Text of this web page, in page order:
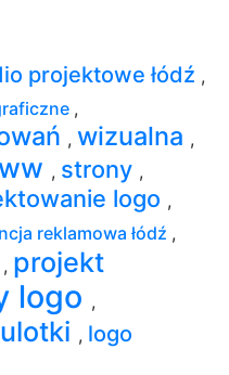
projektowe łódź ,
,
, wizualna ,
, strony ,
logo ,
reklamowa łódź ,
, projekt
logo ,
, logo